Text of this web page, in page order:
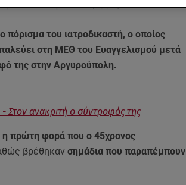
δελτίο ειδήσεων Star (19/1/22)
πόρισμα του ιατροδικαστή, ο οποίος
στη ΜΕΘ του Ευαγγελισμού μετά
της στην Αργυρούπολη.
Στον ανακριτή ο σύντροφός της
η πρώτη φορά που ο 45χρονος
βρέθηκαν σημάδια που παραπέμπουν